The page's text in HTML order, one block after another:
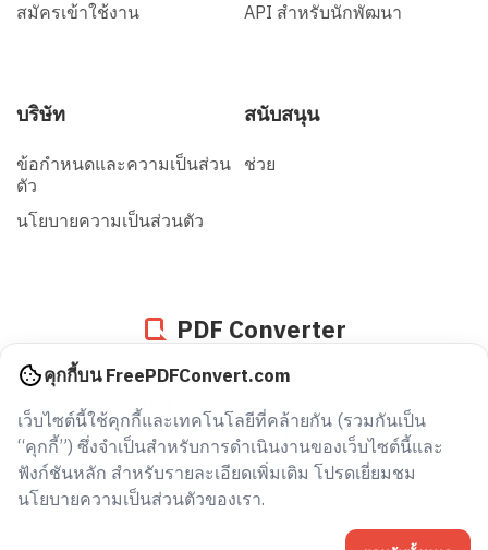
สมัครเข้าใช้งาน
API สําหรับนักพัฒนา
บริษัท
ข้อกำหนดและความเป็นส่วน
ตัว
นโยบายความเป็นส่วนตัว
สนับสนุน
ช่วย
PDF Converter
946027487870
ไฟล์ที่แปลงตั้งแต่ปี 2005
คุกกี้บน FreePDFConvert.com
เว็บไซต์นี้ใช้คุกกี้และเทคโนโลยีที่คล้ายกัน (รวมกันเป็น
“คุกกี้”) ซึ่งจำเป็นสำหรับการดำเนินงานของเว็บไซต์นี้และ
ฟังก์ชันหลัก สำหรับรายละเอียดเพิ่มเติม โปรดเยี่ยมชม
นโยบายความเป็นส่วนตัวของเรา.